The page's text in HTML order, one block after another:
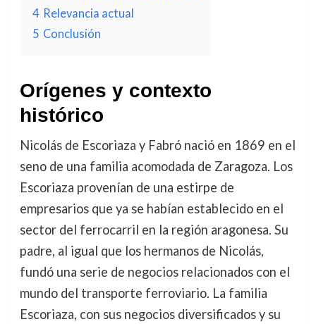
4 Relevancia actual
5 Conclusión
Orígenes y contexto
histórico
Nicolás de Escoriaza y Fabró nació en 1869 en el
seno de una familia acomodada de Zaragoza. Los
Escoriaza provenían de una estirpe de
empresarios que ya se habían establecido en el
sector del ferrocarril en la región aragonesa. Su
padre, al igual que los hermanos de Nicolás,
fundó una serie de negocios relacionados con el
mundo del transporte ferroviario. La familia
Escoriaza, con sus negocios diversificados y su